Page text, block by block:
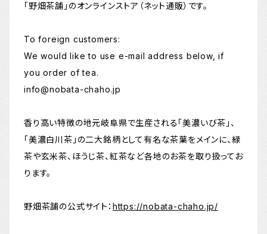
「野畑茶舗」のオンラインストア（ネット通販）です。
To foreign customers:
We would like to use e-mail address below, if
you order of tea.
info@nobata-chaho.jp
香り高い特徴の地元岐阜県で生産される「美濃いび茶」、
「美濃白川茶」の二大銘柄として有名な茶葉をメインに、緑
茶や玄米茶、ほうじ茶、紅茶など各地のお茶を取り扱ってお
ります。
野畑茶舗の公式サイト： https://nobata-chaho.jp/